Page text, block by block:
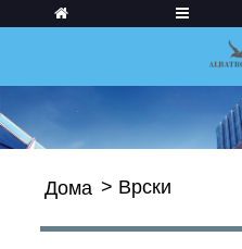
Дома > Врски